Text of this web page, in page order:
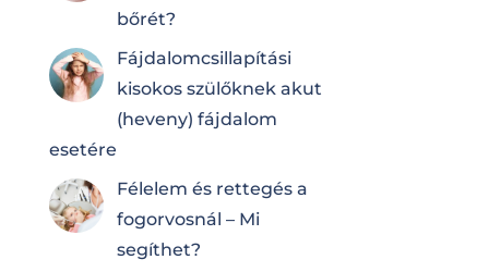
bőrét?
Fájdalomcsilla­pí­tá­si
kisokos szülőknek akut
(heveny) fájdalom
esetére
Félelem és rettegés a
fogorvosnál – Mi
segíthet?